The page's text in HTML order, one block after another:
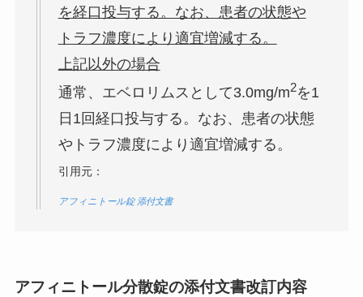
を経口投与する。なお、患者の状態や
トラフ濃度により適宜増減する。
上記以外の場合
通常、エベロリムスとして3.0mg/m2を1
日1回経口投与する。なお、患者の状態
やトラフ濃度により適宜増減する。
引用元：
アフィニトール錠 添付文書
アフィニトール分散錠の添付文書改訂内容